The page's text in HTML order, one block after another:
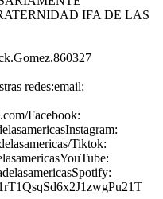
IFA DE LAS
redes:email:
Facebook:
Tiktok: